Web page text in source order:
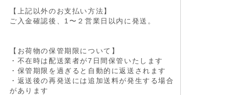
【上記以外のお支払い方法】
ご入金確認後、1〜２営業日以内に発送。
【お荷物の保管期限について】
・不在時は配送業者が7日間保管いたします
・保管期限を過ぎると自動的に返送されます
・返送後の再発送には追加送料が発生する場合
があります